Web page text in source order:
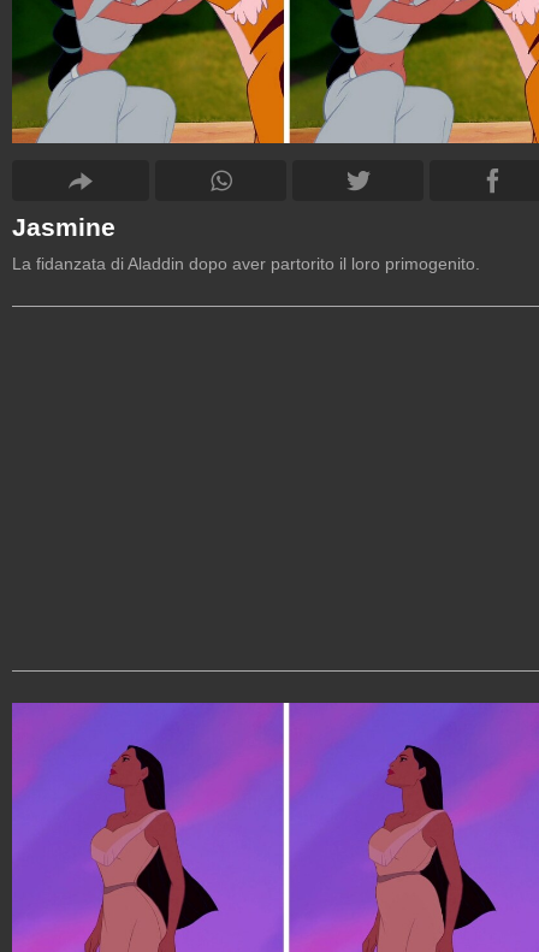
Jasmine
La fidanzata di Aladdin dopo aver partorito il loro primogenito.